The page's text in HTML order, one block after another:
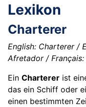
Lexikon
Charterer
English: Charterer /
Afretador /
Ein Charterer ist
das ein Schiff oder
einen bestimmten